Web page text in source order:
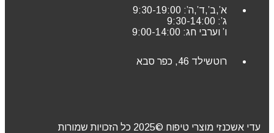
א’,ב’,ד’,ה’: 9:30-19:00
ג’: 9:30-14:00
ו’ וערבי חג: 9:00-14:00
רוטשילד 46, כפר סבא
עדי אשכנזי מוצרי טיפוח ©2025 כל הזכויות שמורות